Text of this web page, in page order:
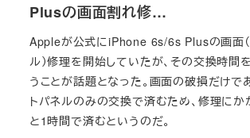
Plusの画面割れ修…
Appleが公式にiPhone 6s/6s Plusの画面（
ル）修理を開始していたが、その交換時間
うことが話題となった。画面の破損だけで
トパネルのみの交換で済むため、修理に
と1時間で済むというのだ。